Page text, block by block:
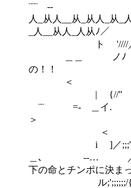
¨¨¨
人_从人__从_从人_从_
_人__从人_人从ﾉ／
ト
＿＿ ノﾉ
の
＜
| {//"
¨¨ =- ＿
＜
i ]／;;;'
＿､ -‐… ／ ￣
下の命とチンポに決
ル